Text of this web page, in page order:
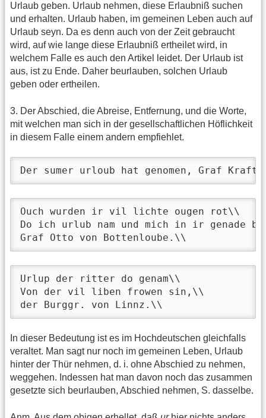
Urlaub geben. Urlaub nehmen, diese Erlaubniß suchen
und erhalten. Urlaub haben, im gemeinen Leben auch auf
Urlaub seyn. Da es denn auch von der Zeit gebraucht
wird, auf wie lange diese Erlaubniß ertheilet wird, in
welchem Falle es auch den Artikel leidet. Der Urlaub ist
aus, ist zu Ende. Daher beurlauben, solchen Urlaub
geben oder ertheilen.
3. Der Abschied, die Abreise, Entfernung, und die Worte,
mit welchen man sich in der gesellschaftlichen Höflichkeit
in diesem Falle einem andern empfiehlet.
Der sumer urloub hat genomen, Graf
Ouch wurden ir vil lichte ougen rot\\
Do ich urlub nam und mich in ir genade
Graf Otto von Bottenloube.\\
Urlup der ritter do genam\\
Von der vil liben frowen sin,\\
der Burggr. von Linnz.\\
In dieser Bedeutung ist es im Hochdeutschen gleichfalls
veraltet. Man sagt nur noch im gemeinen Leben, Urlaub
hinter der Thür nehmen, d. i. ohne Abschied zu nehmen,
weggehen. Indessen hat man davon noch das zusammen
gesetzte sich beurlauben, Abschied nehmen, S. dasselbe.